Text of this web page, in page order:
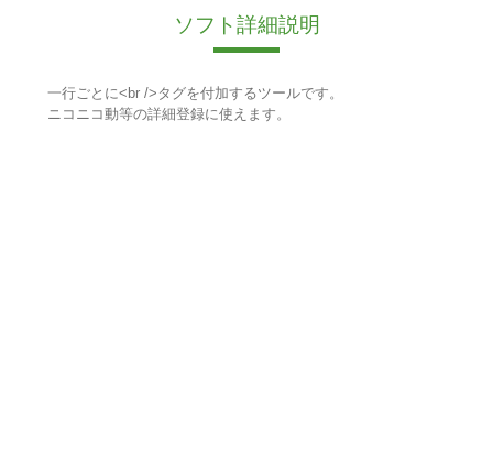
ソフト詳細説明
一行ごとに<br />タグを付加するツールです。
ニコニコ動等の詳細登録に使えます。